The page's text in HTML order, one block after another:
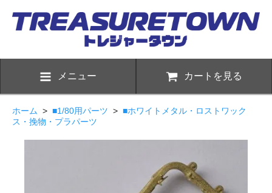
メニュー カートを見る
ホーム > ■1/80用パーツ > ■ホワイトメタル・ロストワック
ス・挽物・プラパーツ